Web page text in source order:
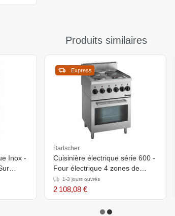
Produits similaires
Inox -
Express
Bartscher
Cuisinière électrique série 600 -
Four électrique 4 zones de
cuisson rond -
600x600x(h)900mm
1-3 jours ouvrés
2 108,08 €